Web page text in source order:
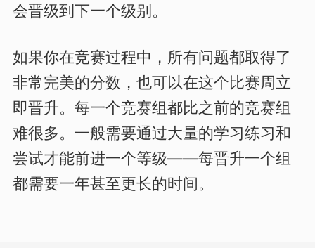
会晋级到下一个级别。
如果你在竞赛过程中，所有问题都取得了
非常完美的分数，也可以在这个比赛周立
即晋升。每一个竞赛组都比之前的竞赛组
难很多。一般需要通过大量的学习练习和
尝试才能前进一个等级——每晋升一个组
都需要一年甚至更长的时间。